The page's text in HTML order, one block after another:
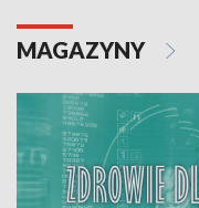
MAGAZYNY